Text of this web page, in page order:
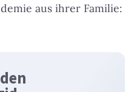
aus ihrer Familie: